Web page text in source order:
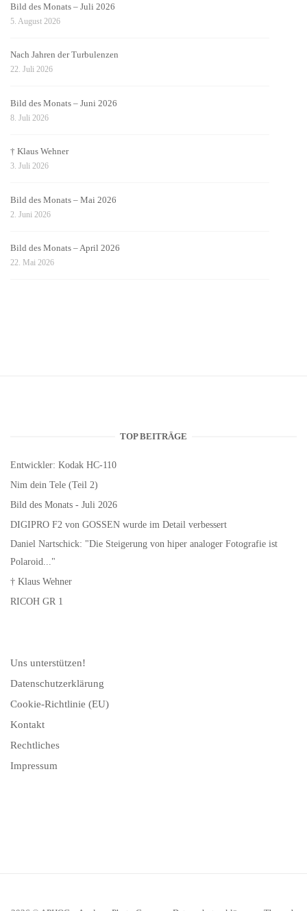
Bild des Monats – Juli 2026
5. August 2026
Nach Jahren der Turbulenzen
22. Juli 2026
Bild des Monats – Juni 2026
8. Juli 2026
† Klaus Wehner
3. Juli 2026
Bild des Monats – Mai 2026
2. Juni 2026
Bild des Monats – April 2026
22. Mai 2026
TOP BEITRÄGE
Entwickler: Kodak HC-110
Nim dein Tele (Teil 2)
Bild des Monats - Juli 2026
DIGIPRO F2 von GOSSEN wurde im Detail verbessert
Daniel Nartschick: "Die Steigerung von hiper analoger Fotografie ist
Polaroid..."
† Klaus Wehner
RICOH GR 1
Uns unterstützen!
Datenschutzerklärung
Cookie-Richtlinie (EU)
Kontakt
Rechtliches
Impressum